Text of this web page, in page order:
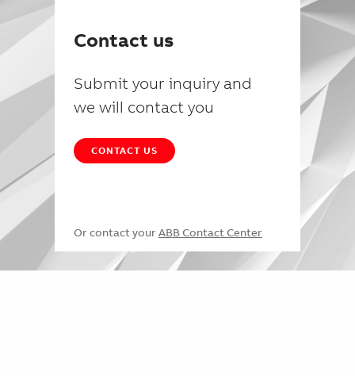
Contact us
Submit your inquiry and
we will contact you
CONTACT US
Or contact your ABB Contact Center